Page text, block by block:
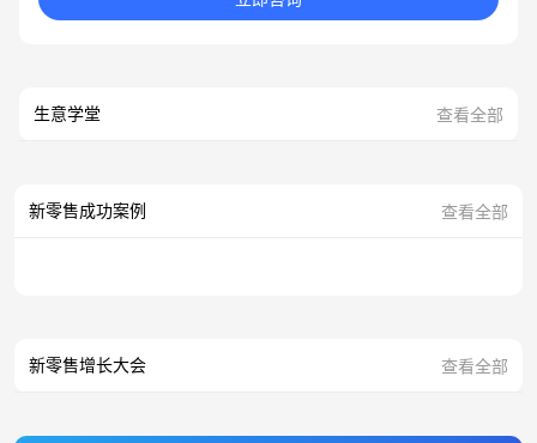
生意学堂 查看全部
新零售成功案例 查看全部
新零售增长大会 查看全部